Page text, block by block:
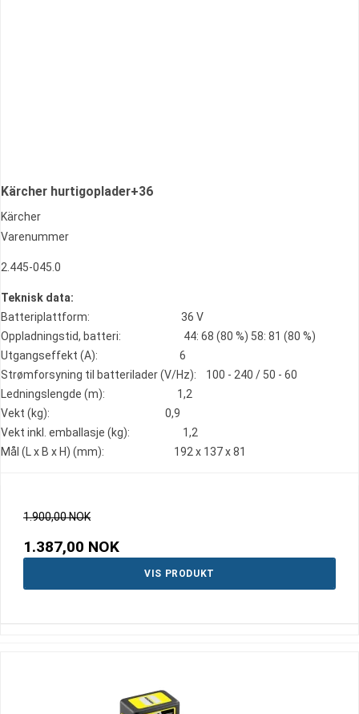
Kärcher hurtigoplader+36
Kärcher
Varenummer
2.445-045.0
Teknisk data:
Batteriplattform: 36 V
Oppladningstid, batteri: 44: 68 (80 %) 58: 81 (80 %)
Utgangseffekt (A): 6
Strømforsyning til batterilader (V/Hz): 100 - 240 / 50 - 60
Ledningslengde (m): 1,2
Vekt (kg): 0,9
Vekt inkl. emballasje (kg): 1,2
Mål (L x B x H) (mm): 192 x 137 x 81
1.900,00 NOK
1.387,00 NOK
VIS PRODUKT